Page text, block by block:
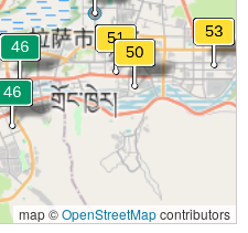
map ©OpenStreetMapcontributors